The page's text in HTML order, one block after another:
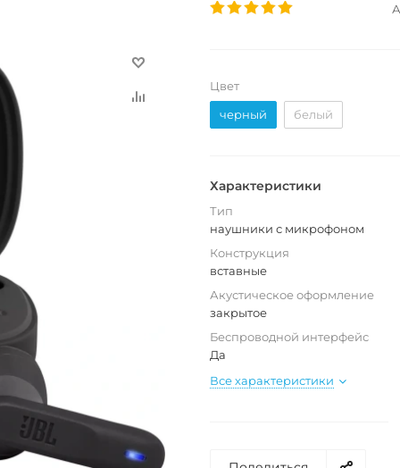
Цвет
черный
белый
Характеристики
Тип
наушники с микрофоном
Конструкция
вставные
Акустическое оформление
закрытое
Беспроводной интерфейс
Да
Все характеристики